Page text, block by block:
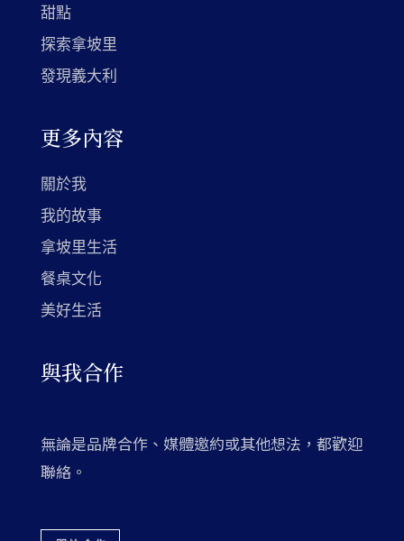
甜點
探索拿坡里
發現義大利
更多內容
關於我
我的故事
拿坡里生活
餐桌文化
美好生活
與我合作
無論是品牌合作、媒體邀約或其他想法，都歡迎
聯絡。